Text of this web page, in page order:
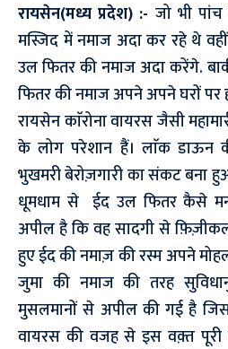
रायसेन(मध्य प्रदेश) :- जो भी
मस्जिद में नमाज अदा कर रहे थे
उल फितर की नमाज अदा करेंगे.
फितर की नमाज अपने अपने घरों पर
रायसेन काॅरोना वायरस जैसी
के लोग परेशान हैं। लाॅक डाऊन
भुखमरी बेरोज़गारी का संकट बना
धूमधाम से ईद उल फितर कैसे
अपील है कि वह सादगी से
हुए ईद की नमाज़ की रस्म अपने
जुमा की नमाज की तरह
मुसलमानों से अपील की गई है
वायरस की वजह से इस वक़्त पूरी